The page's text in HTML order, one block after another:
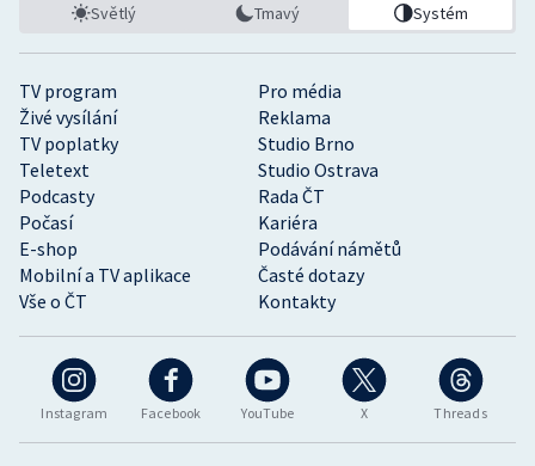
Instagram Facebook YouTube X Threads
TV program
Pro média
Živé vysílání
Reklama
TV poplatky
Studio Brno
Teletext
Studio Ostrava
Podcasty
Rada ČT
Počasí
Kariéra
E-shop
Podávání námětů
Mobilní a TV aplikace
Časté dotazy
Vše o ČT
Kontakty
Světlý Tmavý Systém